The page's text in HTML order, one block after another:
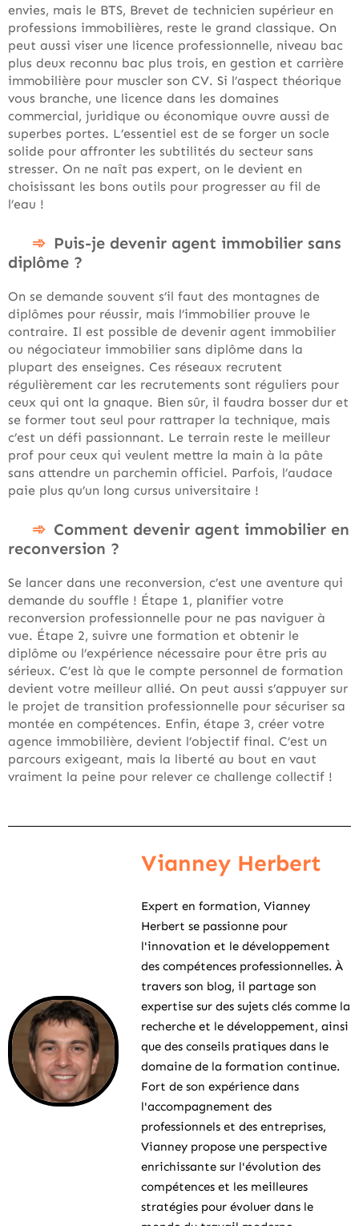
envies, mais le BTS, Brevet de technicien supérieur en
professions immobilières, reste le grand classique. On
peut aussi viser une licence professionnelle, niveau bac
plus deux reconnu bac plus trois, en gestion et carrière
immobilière pour muscler son CV. Si l’aspect théorique
vous branche, une licence dans les domaines
commercial, juridique ou économique ouvre aussi de
superbes portes. L’essentiel est de se forger un socle
solide pour affronter les subtilités du secteur sans
stresser. On ne naît pas expert, on le devient en
choisissant les bons outils pour progresser au fil de
l’eau !
Puis-je devenir agent immobilier sans
diplôme ?
On se demande souvent s’il faut des montagnes de
diplômes pour réussir, mais l’immobilier prouve le
contraire. Il est possible de devenir agent immobilier
ou négociateur immobilier sans diplôme dans la
plupart des enseignes. Ces réseaux recrutent
régulièrement car les recrutements sont réguliers pour
ceux qui ont la gnaque. Bien sûr, il faudra bosser dur et
se former tout seul pour rattraper la technique, mais
c’est un défi passionnant. Le terrain reste le meilleur
prof pour ceux qui veulent mettre la main à la pâte
sans attendre un parchemin officiel. Parfois, l’audace
paie plus qu’un long cursus universitaire !
Comment devenir agent immobilier en
reconversion ?
Se lancer dans une reconversion, c’est une aventure qui
demande du souffle ! Étape 1, planifier votre
reconversion professionnelle pour ne pas naviguer à
vue. Étape 2, suivre une formation et obtenir le
diplôme ou l’expérience nécessaire pour être pris au
sérieux. C’est là que le compte personnel de formation
devient votre meilleur allié. On peut aussi s’appuyer sur
le projet de transition professionnelle pour sécuriser sa
montée en compétences. Enfin, étape 3, créer votre
agence immobilière, devient l’objectif final. C’est un
parcours exigeant, mais la liberté au bout en vaut
vraiment la peine pour relever ce challenge collectif !
Vianney Herbert
Expert en formation, Vianney
Herbert se passionne pour
l'innovation et le développement
des compétences professionnelles. À
travers son blog, il partage son
expertise sur des sujets clés comme la
recherche et le développement, ainsi
que des conseils pratiques dans le
domaine de la formation continue.
Fort de son expérience dans
l'accompagnement des
professionnels et des entreprises,
Vianney propose une perspective
enrichissante sur l'évolution des
compétences et les meilleures
stratégies pour évoluer dans le